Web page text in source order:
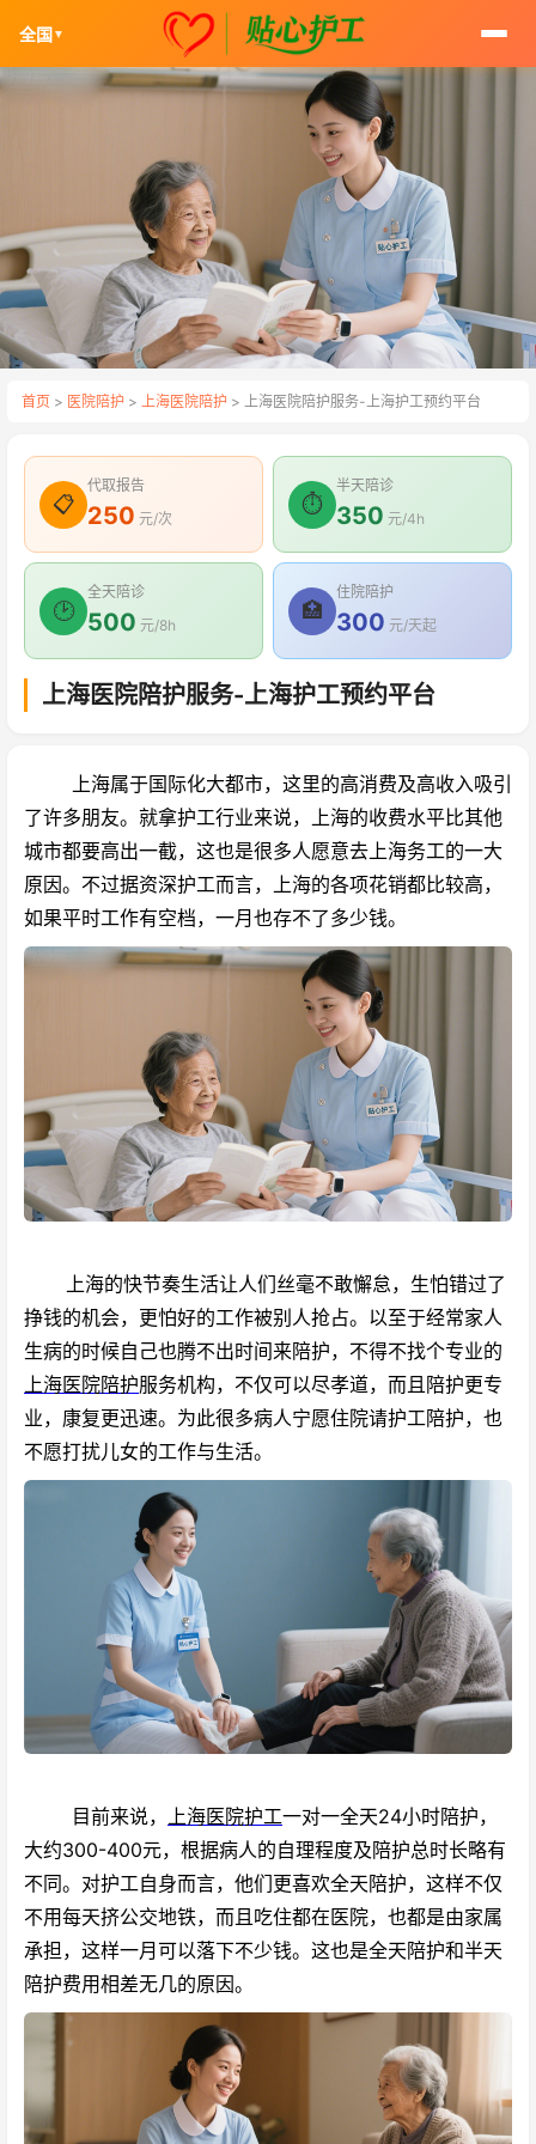
全国 ▼
首页 > 医院陪护 > 上海医院陪护 > 上海医院陪护服务-上海护工预约平台
📋
代取报告
250 元/次
⏱
半天陪诊
350 元/4h
🕑
全天陪诊
500 元/8h
🏥
住院陪护
300 元/天起
上海医院陪护服务-上海护工预约平台
上海属于国际化大都市，这里的高消费及高收入吸引
了许多朋友。就拿护工行业来说，上海的收费水平比其他
城市都要高出一截，这也是很多人愿意去上海务工的一大
原因。不过据资深护工而言，上海的各项花销都比较高，
如果平时工作有空档，一月也存不了多少钱。
上海的快节奏生活让人们丝毫不敢懈怠，生怕错过了
挣钱的机会，更怕好的工作被别人抢占。以至于经常家人
生病的时候自己也腾不出时间来陪护，不得不找个专业的
上海医院陪护服务机构，不仅可以尽孝道，而且陪护更专
业，康复更迅速。为此很多病人宁愿住院请护工陪护，也
不愿打扰儿女的工作与生活。
目前来说， 上海医院护工一对一全天24小时陪护，
大约300-400元，根据病人的自理程度及陪护总时长略有
不同。对护工自身而言，他们更喜欢全天陪护，这样不仅
不用每天挤公交地铁，而且吃住都在医院，也都是由家属
承担，这样一月可以落下不少钱。这也是全天陪护和半天
陪护费用相差无几的原因。